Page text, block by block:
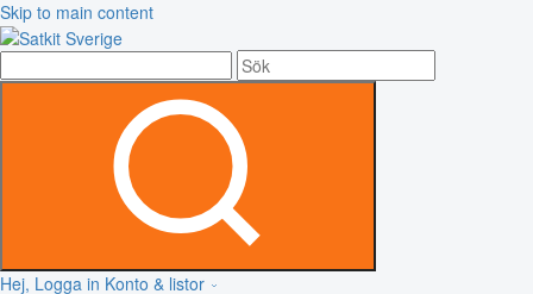
Skip to main content
Hej, Logga in Konto & listor